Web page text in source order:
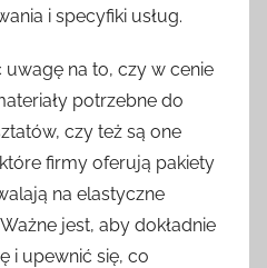
i specyfiki usług.
na to, czy w cenie
potrzebne do
czy też są one
firmy oferują pakiety
na elastyczne
jest, aby dokładnie
i upewnić się, co